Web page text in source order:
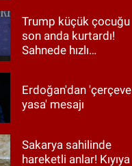
Trump küçük çocuğu
son anda kurtardı!
Sahnede hızlı
Erdoğan'dan 'çerçeve
yasa' mesajı
Sakarya sahilinde
hareketli anlar! Kıyıya